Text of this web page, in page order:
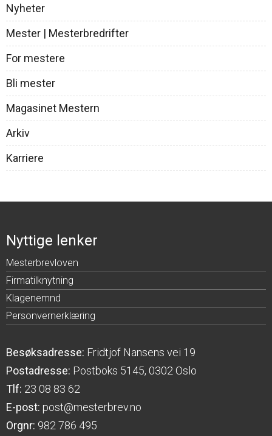
Nyheter
Mester | Mesterbredrifter
For mestere
Bli mester
Magasinet Mestern
Arkiv
Karriere
Nyttige lenker
Mesterbrevloven
Firmatilknytning
Klagenemnd
Personvernerklæring
Besøksadresse: Fridtjof Nansens vei 19
Postadresse: Postboks 5145, 0302 Oslo
Tlf: 23 08 83 62
E-post: post@mesterbrev.no
Orgnr: 982 786 495